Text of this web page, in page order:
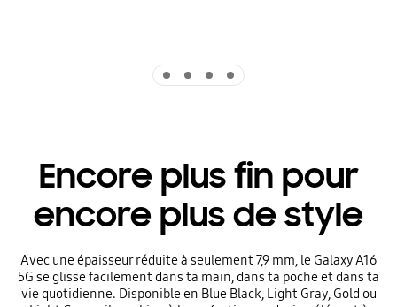
Encore plus fin pour
encore plus de style
Avec une épaisseur réduite à seulement 7,9 mm, le Galaxy A16
5G se glisse facilement dans ta main, dans ta poche et dans ta
vie quotidienne. Disponible en Blue Black, Light Gray, Gold ou